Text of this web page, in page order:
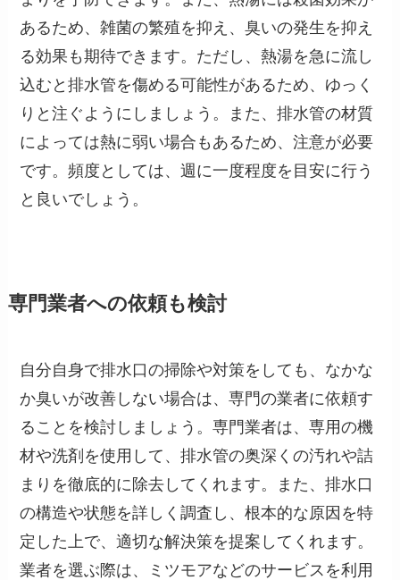
あるため、雑菌の繁殖を抑え、臭いの発生を抑え
る効果も期待できます。ただし、熱湯を急に流し
込むと排水管を傷める可能性があるため、ゆっく
りと注ぐようにしましょう。また、排水管の材質
によっては熱に弱い場合もあるため、注意が必要
です。頻度としては、週に一度程度を目安に行う
と良いでしょう。
専門業者への依頼も検討
自分自身で排水口の掃除や対策をしても、なかな
か臭いが改善しない場合は、専門の業者に依頼す
ることを検討しましょう。専門業者は、専用の機
材や洗剤を使用して、排水管の奥深くの汚れや詰
まりを徹底的に除去してくれます。また、排水口
の構造や状態を詳しく調査し、根本的な原因を特
定した上で、適切な解決策を提案してくれます。
業者を選ぶ際は、ミツモアなどのサービスを利用